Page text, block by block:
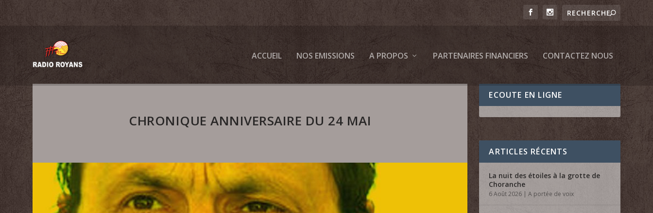
ACCUEIL NOS EMISSIONS A PROPOS PARTENAIRES FINANCIERS CONTACTEZ NOUS
CHRONIQUE ANNIVERSAIRE DU 24 MAI
ECOUTE EN LIGNE
ARTICLES RÉCENTS
La nuit des étoiles à la grotte de
Choranche
6 Août 2026 |A portée de voix